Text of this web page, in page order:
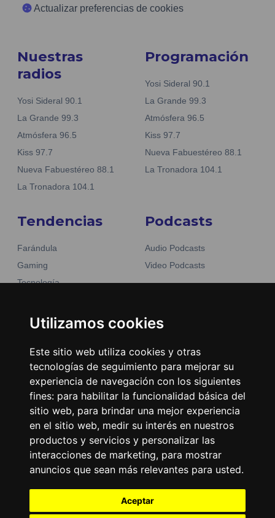
Utilizamos cookies
Este sitio web utiliza cookies y otras
tecnologías de seguimiento para mejorar su
experiencia de navegación con los siguientes
fines: para habilitar la funcionalidad básica del
sitio web, para brindar una mejor experiencia
en el sitio web, medir su interés en nuestros
productos y servicios y personalizar las
interacciones de marketing, para mostrar
anuncios que sean más relevantes para usted.
Aceptar
Actualizar preferencias de cookies
Nuestras
radios
Yosi Sideral 90.1
La Grande 99.3
Atmósfera 96.5
Kiss 97.7
Nueva Fabuestéreo 88.1
La Tronadora 104.1
Programación
Yosi Sideral 90.1
La Grande 99.3
Atmósfera 96.5
Kiss 97.7
Nueva Fabuestéreo 88.1
La Tronadora 104.1
Tendencias
Farándula
Gaming
Tecnología
Business
Podcasts
Audio Podcasts
Video Podcasts
Emisoras Unidas
Encuéntranos
Contacto
Términos y condiciones
Directorio